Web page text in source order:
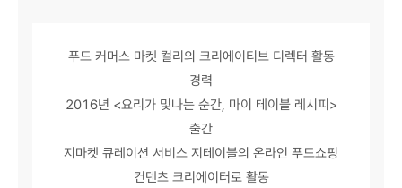
푸드 커머스 마켓 컬리의 크리에이티브 디렉터 활동
경력
2016년 <요리가 및나는 순간, 마이 테이블 레시피>
출간
지마켓 큐레이션 서비스 지테이블의 온라인 푸드쇼핑
컨텐츠 크리에이터로 활동